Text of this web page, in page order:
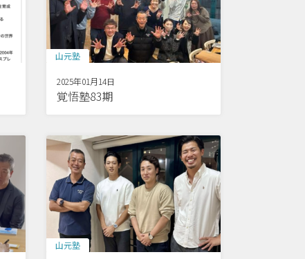
山元塾
2025年01月14日
覚悟塾83期
山元塾